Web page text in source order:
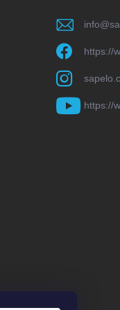
info@
https://
https://